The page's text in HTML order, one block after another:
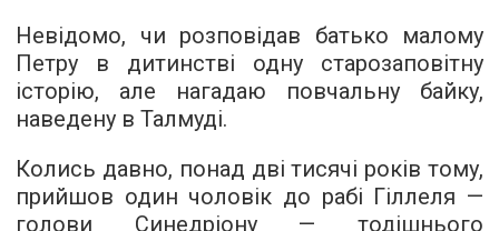
Невідомо, чи розповідав батько малому
Петру в дитинстві одну старозаповітну
історію, але нагадаю повчальну байку,
наведену в Талмуді.
Колись давно, понад дві тисячі років тому,
прийшов один чоловік до рабі Гіллеля —
голови Синедріону — тодішнього